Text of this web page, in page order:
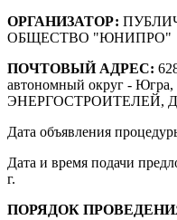
ОРГАНИЗАТОР:
ОБЩЕСТВО "ЮНИПРО"
ПОЧТОВЫЙ АДРЕС:
автономный округ -
ЭНЕРГОСТРОИТЕЛЕЙ,
Дата объявления
Дата и время подачи
г.
ПОРЯДОК